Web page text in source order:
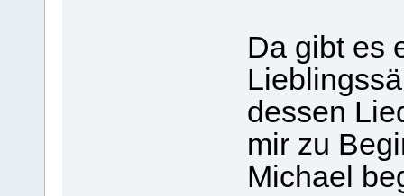
Da gibt es
dessen
mir zu
Michael